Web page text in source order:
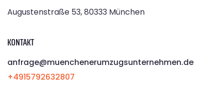
Augustenstraße 53, 80333 München
KONTAKT
anfrage@muenchenerumzugsunternehmen.de
+4915792632807